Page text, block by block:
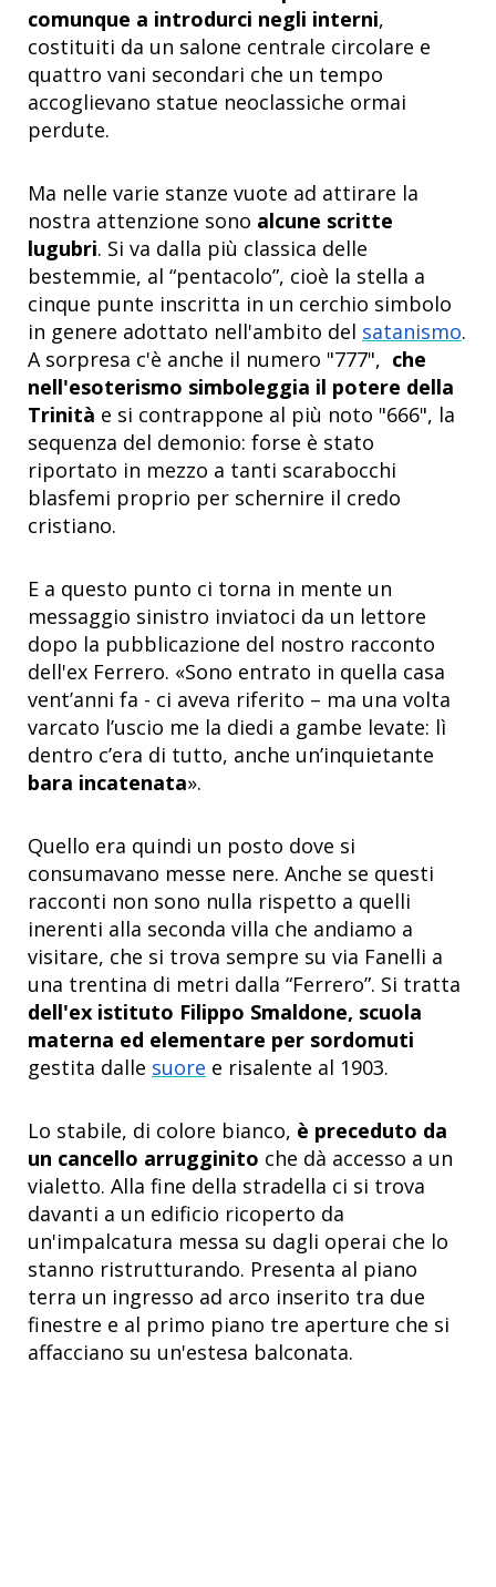
comunque a introdurci negli interni,
costituiti da un salone centrale circolare e
quattro vani secondari che un tempo
accoglievano statue neoclassiche ormai
perdute.
Ma nelle varie stanze vuote ad attirare la
nostra attenzione sono alcune scritte
lugubri. Si va dalla più classica delle
bestemmie, al “pentacolo”, cioè la stella a
cinque punte inscritta in un cerchio simbolo
in genere adottato nell'ambito del satanismo.
A sorpresa c'è anche il numero "777", che
nell'esoterismo simboleggia il potere della
Trinità e si contrappone al più noto "666", la
sequenza del demonio: forse è stato
riportato in mezzo a tanti scarabocchi
blasfemi proprio per schernire il credo
cristiano.
E a questo punto ci torna in mente un
messaggio sinistro inviatoci da un lettore
dopo la pubblicazione del nostro racconto
dell'ex Ferrero. «Sono entrato in quella casa
vent’anni fa - ci aveva riferito – ma una volta
varcato l’uscio me la diedi a gambe levate: lì
dentro c’era di tutto, anche un’inquietante
bara incatenata».
Quello era quindi un posto dove si
consumavano messe nere. Anche se questi
racconti non sono nulla rispetto a quelli
inerenti alla seconda villa che andiamo a
visitare, che si trova sempre su via Fanelli a
una trentina di metri dalla “Ferrero”. Si tratta
dell'ex istituto Filippo Smaldone, scuola
materna ed elementare per sordomuti
gestita dalle suore e risalente al 1903.
Lo stabile, di colore bianco, è preceduto da
un cancello arrugginito che dà accesso a un
vialetto. Alla fine della stradella ci si trova
davanti a un edificio ricoperto da
un'impalcatura messa su dagli operai che lo
stanno ristrutturando. Presenta al piano
terra un ingresso ad arco inserito tra due
finestre e al primo piano tre aperture che si
affacciano su un'estesa balconata.